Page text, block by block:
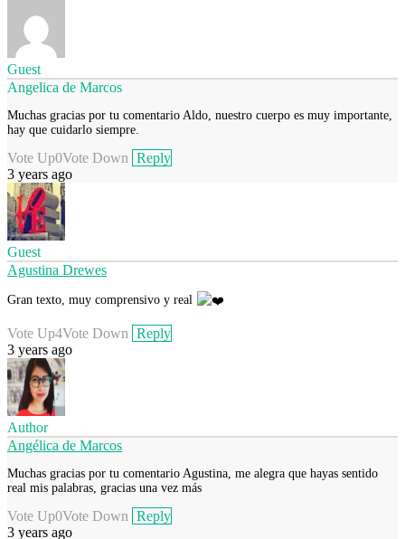
Guest
Angelica de Marcos
Muchas gracias por tu comentario Aldo, nuestro cuerpo es muy importante,
hay que cuidarlo siempre.
Vote Up0Vote Down Reply
3 years ago
Guest
Agustina Drewes
Gran texto, muy comprensivo y real
Vote Up4Vote Down Reply
3 years ago
Author
Angélica de Marcos
Muchas gracias por tu comentario Agustina, me alegra que hayas sentido
real mis palabras, gracias una vez más
Vote Up0Vote Down Reply
3 years ago